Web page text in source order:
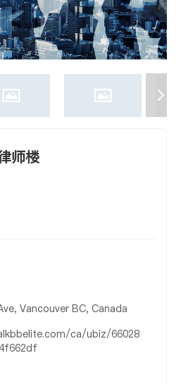
师楼
Vancouver BC, Canada
ca/ubiz/66028